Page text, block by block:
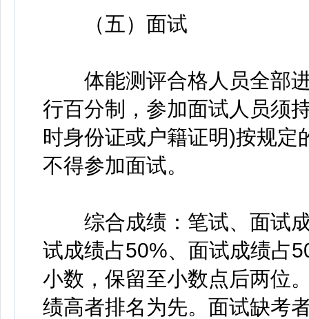
（五）面试
体能测评合格人员全部进
行百分制，参加面试人员须
时身份证或户籍证明)按规定
不得参加面试。
综合成绩：笔试、面试成
试成绩占50%、面试成绩占
小数，保留至小数点后两位
绩高者排名为先。面试缺考